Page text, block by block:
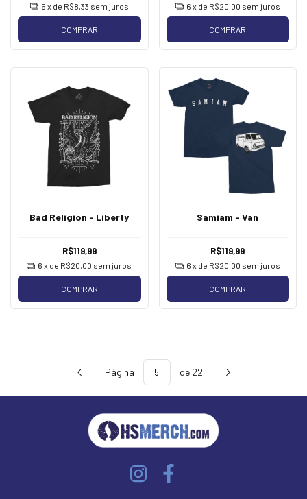
6 x de R$8,33 sem juros
COMPRAR
6 x de R$20,00 sem juros
COMPRAR
Bad Religion - Liberty
R$119,99
6 x de R$20,00 sem juros
COMPRAR
Samiam - Van
R$119,99
6 x de R$20,00 sem juros
COMPRAR
Página de 22